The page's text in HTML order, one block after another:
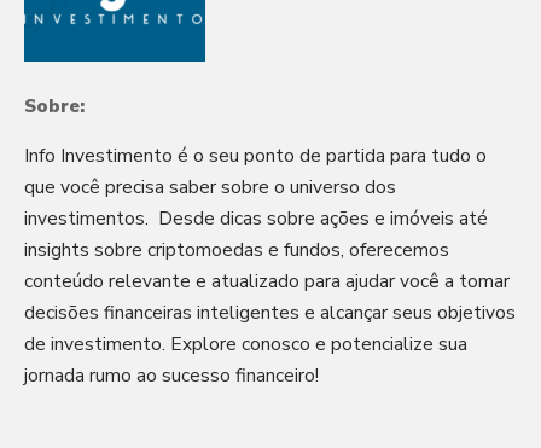
Sobre:
Info Investimento é o seu ponto de partida para tudo o
que você precisa saber sobre o universo dos
investimentos. Desde dicas sobre ações e imóveis até
insights sobre criptomoedas e fundos, oferecemos
conteúdo relevante e atualizado para ajudar você a tomar
decisões financeiras inteligentes e alcançar seus objetivos
de investimento. Explore conosco e potencialize sua
jornada rumo ao sucesso financeiro!